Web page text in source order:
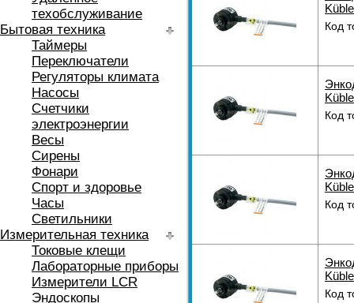
техобслуживание
Бытовая техника
Таймеры
Переключатели
Регуляторы климата
Насосы
Счетчики
электроэнергии
Весы
Сирены
Фонари
Спорт и здоровье
Часы
Светильники
Измерительная техника
Токовые клещи
Лабораторные приборы
Измерители LCR
Эндоскопы
Код
Код
Код
Код